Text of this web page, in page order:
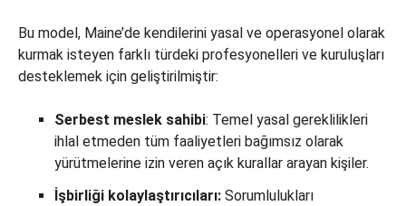
Bu model, Maine’de kendilerini yasal ve operasyonel olarak
kurmak isteyen farklı türdeki profesyonelleri ve kuruluşları
desteklemek için geliştirilmiştir:
Serbest meslek sahibi: Temel yasal gereklilikleri
ihlal etmeden tüm faaliyetleri bağımsız olarak
yürütmelerine izin veren açık kurallar arayan kişiler.
İşbirliği kolaylaştırıcıları: Sorumlulukları